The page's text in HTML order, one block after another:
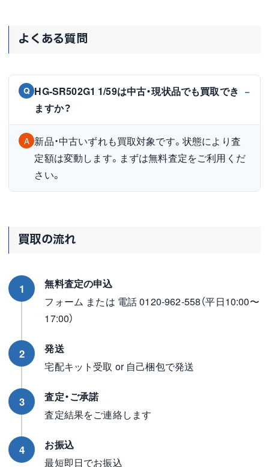
よくある質問
Q HG-SR502G1 1/59は中古・現状品でも買取でき
ますか？
A 新品・中古いずれも買取対象です。状態により査
定額は変動します。まずは無料査定をご利用くだ
さい。
買取の流れ
1
無料査定の申込
フォーム または 電話 0120-962-558（平日10:00〜
17:00）
2
発送
宅配キット受取 or 自己梱包で発送
3
査定・ご承諾
査定結果をご連絡します
4
お振込
最短即日でお振込